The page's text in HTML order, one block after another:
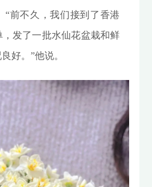
“前不久，我们接到了香港
发了一批水仙花盆栽和鲜
好。”他说。